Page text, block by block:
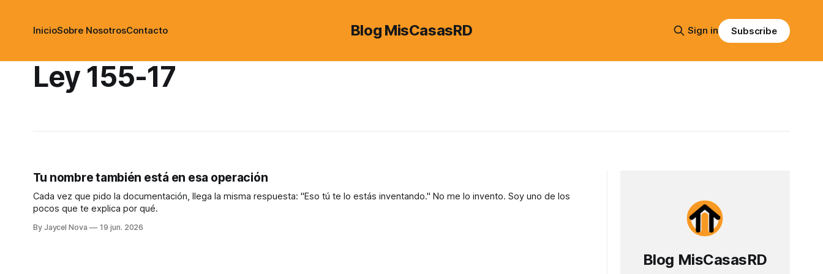
Blog MisCasasRD
InicioSobre NosotrosContacto Sign in Subscribe
Ley 155-17
Tu nombre también está en esa operación
Cada vez que pido la documentación, llega la misma respuesta: "Eso tú te lo estás inventando." No me lo invento. Soy uno de los
pocos que te explica por qué.
By Jaycel Nova 19 jun. 2026
Blog MisCasasRD